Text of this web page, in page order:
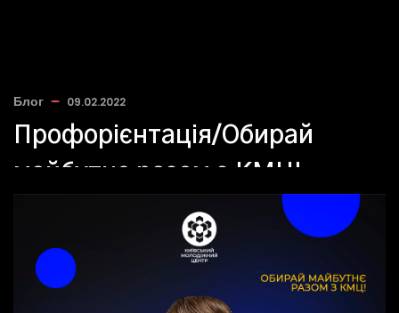
Блог 09.02.2022
Профорієнтація/Обирай
майбутнє разом з КМЦ!